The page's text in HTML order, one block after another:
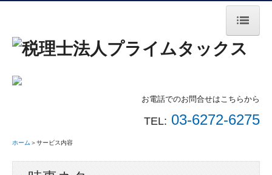
ホーム
無料相談会
お問合せ
お電話でのお問合せはこちらから
TEL: 03-6272-6275
ホーム ＞サービス内容